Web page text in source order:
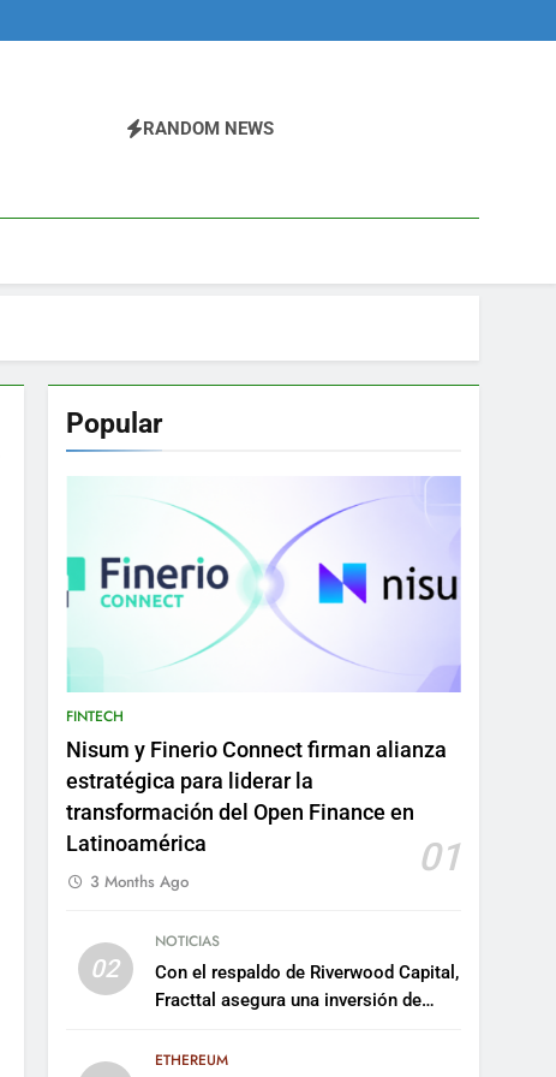
RANDOM NEWS
Popular
FINTECH
Nisum y Finerio Connect firman alianza
estratégica para liderar la
transformación del Open Finance en
Latinoamérica
01
3 Months Ago
02
NOTICIAS
Con el respaldo de Riverwood Capital,
Fracttal asegura una inversión de
plataforma
ETHEREUM